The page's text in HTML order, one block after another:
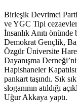
Birleşik Devrimci
ve YGC Tipi
İnsanlık Anıtı önünde
Demokrat Gençlik,
Özgür Üniversite
Dayanışma
Hapishaneler
pankart taşındı. Sık
sloganının atıldığı
Uğur Akkaya yaptı.